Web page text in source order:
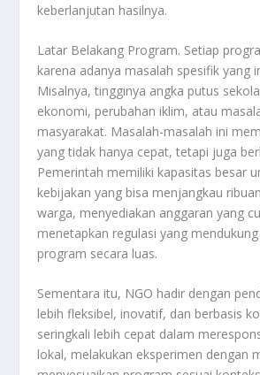
keberlanjutan hasilnya.
Latar Belakang Program. Setiap
karena adanya masalah spesifik yang
Misalnya, tingginya angka putus
ekonomi, perubahan iklim, atau
masyarakat. Masalah-masalah ini
yang tidak hanya cepat, tetapi juga
Pemerintah memiliki kapasitas besar
kebijakan yang bisa menjangkau
warga, menyediakan anggaran yang
menetapkan regulasi yang
program secara luas.
Sementara itu, NGO hadir dengan
lebih fleksibel, inovatif, dan berbasis
seringkali lebih cepat dalam
lokal, melakukan eksperimen dengan